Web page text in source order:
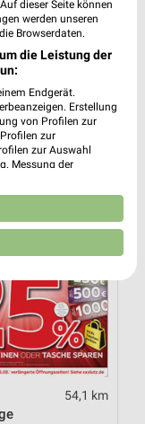
54,1 km
14.08.
54,1 km
dieser Seite können
werden unseren
Browserdaten.
die Leistung der
Endgerät.
Erstellung
von Profilen zur
zur
zur Auswahl
Messung der
Entwicklung und
Daten zur Auswahl
und in die